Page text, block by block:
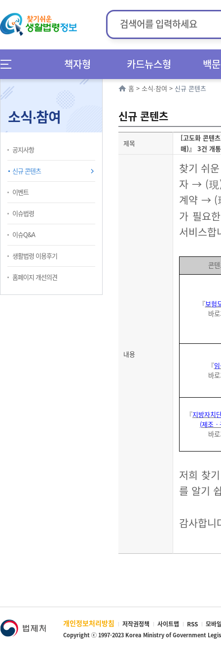
책자형 카드뉴스형 백
소식∙참여
공지사항
신규 콘텐츠
이벤트
이슈법령
이슈Q&A
생활법령 이용후기
홈페이지 개선의견
홈 > 소식∙참여 > 신규 콘텐츠
신규 콘텐츠
제목
[고도화 콘텐
매)』 3건 개통
내용
찾기 쉬
자 → (現
계약 → (
가 필요
서비스합
콘
『보험
바
『
바
『지방자치
(제조 ㆍ
바
저희 찾
를 알기
감사합니
개인정보처리방침 저작권정책 사이트맵 RSS 모바
Copyright ⓒ 1997-2023 Korea Ministry of Government